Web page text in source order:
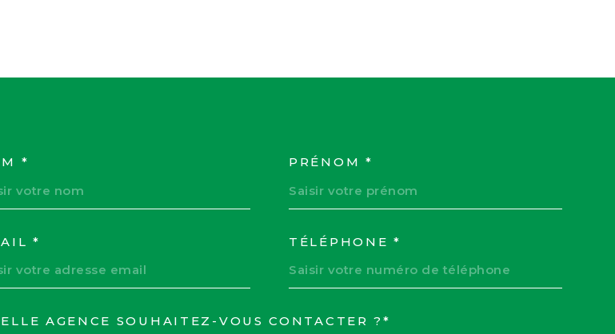
* PRÉNOM *
* TÉLÉPHONE *
AGENCE SOUHAITEZ-VOUS CONTACTER ?*